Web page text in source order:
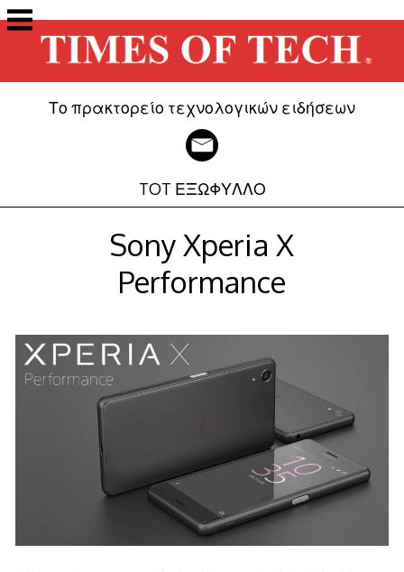
Μετάβαση
στο
περιεχόμενο
Το πρακτορείο τεχνολογικών ειδήσεων
TOT ΕΞΩΦΥΛΛΟ
Sony Xperia X
Performance